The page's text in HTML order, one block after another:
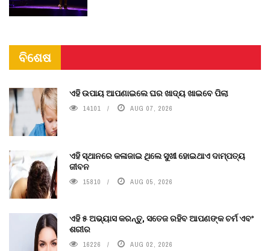
ବିଶେଷ
ଏହି ଉପାୟ ଆପଣାଇଲେ ଘର ଖାଦ୍ୟ ଖାଇବେ ପିଲା
14101 AUG 07, 2026
ଏହି ସ୍ଥାନରେ କଳାଜାଇ ଥିଲେ ସୁଖୀ ହୋଇଥାଏ ଦାମ୍ପତ୍ୟ
ଜୀବନ
15810 AUG 05, 2026
ଏହି ୫ ଅଭ୍ୟାସ କରନ୍ତୁ, ସତେଜ ରହିବ ଆପଣଙ୍କ ଚର୍ମ ଏବଂ
ଶରୀର
16226 AUG 02, 2026